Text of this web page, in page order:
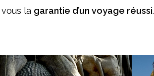
la garantie d’un voyage réussi.